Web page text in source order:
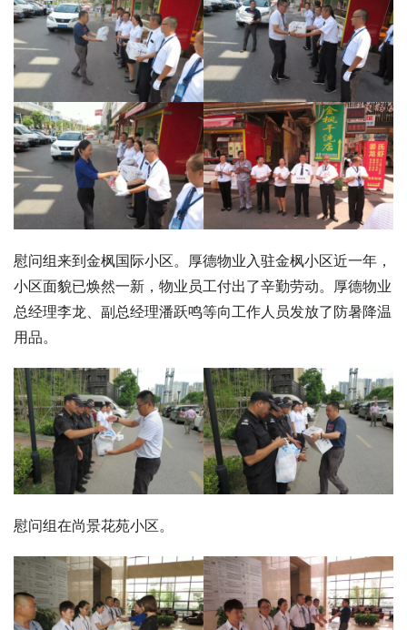
慰问组来到金枫国际小区。厚德物业入驻金枫小区近一年，
小区面貌已焕然一新，物业员工付出了辛勤劳动。厚德物业
总经理李龙、副总经理潘跃鸣等向工作人员发放了防暑降温
用品。
慰问组在尚景花苑小区。